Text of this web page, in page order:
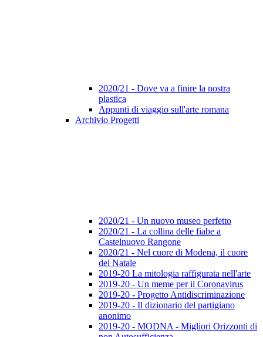
2020/21 - Dove va a finire la nostra
plastica
Appunti di viaggio sull'arte romana
Archivio Progetti
2020/21 - Un nuovo museo perfetto
2020/21 - La collina delle fiabe a
Castelnuovo Rangone
2020/21 - Nel cuore di Modena, il cuore
del Natale
2019-20 La mitologia raffigurata nell'arte
2019-20 - Un meme per il Coronavirus
2019-20 - Progetto Antidiscriminazione
2019-20 - Il dizionario del partigiano
anonimo
2019-20 - MODNA - Migliori Orizzonti di